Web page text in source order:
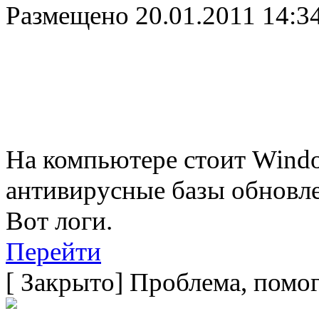
Размещено 20.01.2011
На компьютере стоит
антивирусные базы
Вот логи.
Перейти
[ Закрыто] Проблема,